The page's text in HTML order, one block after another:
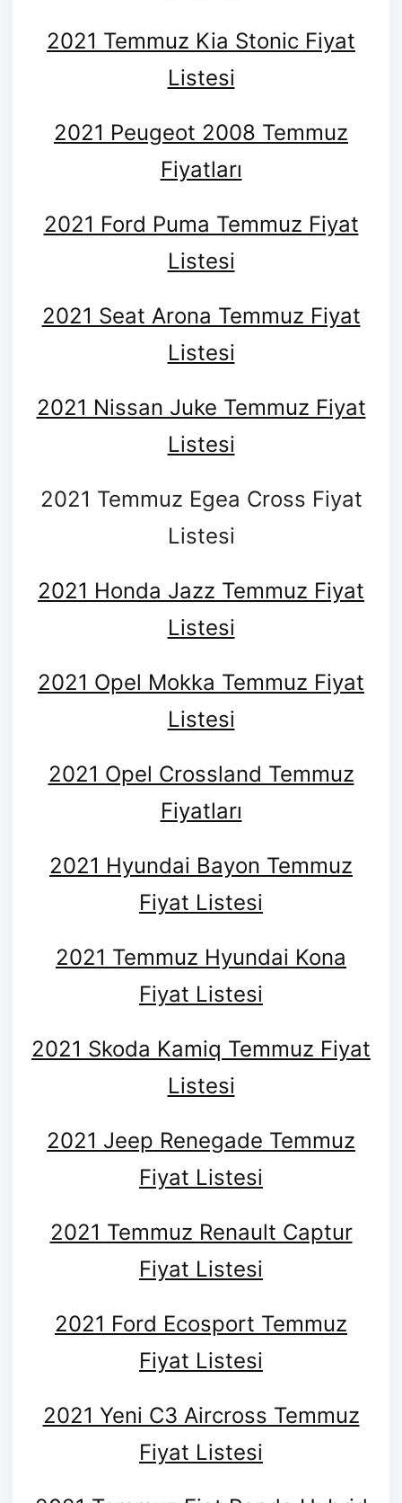
2021 Temmuz Kia Stonic Fiyat
Listesi
2021 Peugeot 2008 Temmuz
Fiyatları
2021 Ford Puma Temmuz Fiyat
Listesi
2021 Seat Arona Temmuz Fiyat
Listesi
2021 Nissan Juke Temmuz Fiyat
Listesi
2021 Temmuz Egea Cross Fiyat
Listesi
2021 Honda Jazz Temmuz Fiyat
Listesi
2021 Opel Mokka Temmuz Fiyat
Listesi
2021 Opel Crossland Temmuz
Fiyatları
2021 Hyundai Bayon Temmuz
Fiyat Listesi
2021 Temmuz Hyundai Kona
Fiyat Listesi
2021 Skoda Kamiq Temmuz Fiyat
Listesi
2021 Jeep Renegade Temmuz
Fiyat Listesi
2021 Temmuz Renault Captur
Fiyat Listesi
2021 Ford Ecosport Temmuz
Fiyat Listesi
2021 Yeni C3 Aircross Temmuz
Fiyat Listesi